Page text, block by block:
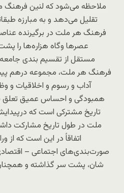
ملاحظه می‌شود که لنين فرهنگ
تقليل می‌دهد و به مبارزه
فرهنگ هر ملت در برگيرنده
عصرها وگاه هزاره‌ها را
مستقل از تقسيم بندی
فرهنگ هر ملت، مجموعه درهم
آداب و رسوم و اخلاقيات
همبودگی و احساس عميق تعلق
تاريخ مشترکی است که
ملت در طول تاريخ مشارکت
اتفاقاً در اين است که از
صورت‌بندی‌های اجتماعی –
شان، پشت سر گذاشته و